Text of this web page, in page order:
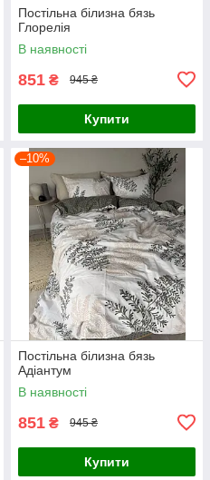
Постільна білизна бязь
Глорелія
В наявності
851 ₴ 945 ₴
Купити
–10%
Постільна білизна бязь
Адіантум
В наявності
851 ₴ 945 ₴
Купити